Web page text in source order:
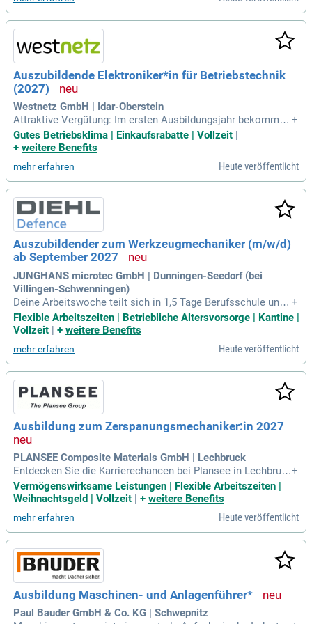
Auszubildende Elektroniker*in für Betriebstechnik
(2027)
Westnetz GmbH | Idar-Oberstein
Attraktive Vergütung: Im ersten Ausbildungsjahr bekommst
Du eine tarifgebundene Brutto-Ausbildungsvergütung von 1.
386 Euro, im vierten Jahr bis 1.688 Euro; Perspektive nach d
Du von uns befristet
+
Gutes Betriebsklima | Einkaufsrabatte | Vollzeit |
+ weitere Benefits
mehr erfahren Heute veröffentlicht
Auszubildender zum Werkzeugmechaniker (m/w/d)
ab September 2027
JUNGHANS microtec GmbH | Dunningen-Seedorf (bei
Villingen-Schwenningen)
Deine Arbeitswoche teilt sich in 1,5 Tage Berufsschule und
3,5 Tage praktische Ausbildung auf. Du verfügst über einen
sehr guten Hauptschulabschluss oder einen Abschluss der
+
Flexible Arbeitszeiten | Betriebliche Altersvorsorge | Kantine |
Vollzeit | + weitere Benefits
mehr erfahren Heute veröffentlicht
Ausbildung zum Zerspanungsmechaniker:in 2027
PLANSEE Composite Materials GmbH | Lechbruck
Entdecken Sie die Karrierechancen bei Plansee in Lechbruc
k, dem Kompetenzzentrum für Wolfram und Molybdän. Unse
r engagiertes Team in 50 Ländern entwickelt innovative Lös
ungen für die Hightech-Industrie, insbesondere in den Bereic
hen Medizin und Unterhaltung. Bei uns arbeiten Sie mit mod
ernsten CNC-Anlagen und erwerben wertvolle Kenntnisse in
der Steuerungstechnik. Wir suchen motivierte Talente mit ei
nem Hauptschulabschluss und Interesse an Technik. Nutze
n Sie die Möglichkeit, Projekte selbstständig zu bearbeiten
und Teil eines globalen Netzwerks zu werden. Starten Sie Ih
re Ausbildung bei Plansee und gestalten Sie die Zukunft der
Werkstofftechnologie aktiv mit!
+
Vermögenswirksame Leistungen | Flexible Arbeitszeiten |
Weihnachtsgeld | Vollzeit | + weitere Benefits
mehr erfahren Heute veröffentlicht
Ausbildung Maschinen- und Anlagenführer*
Paul Bauder GmbH & Co. KG | Schwepnitz